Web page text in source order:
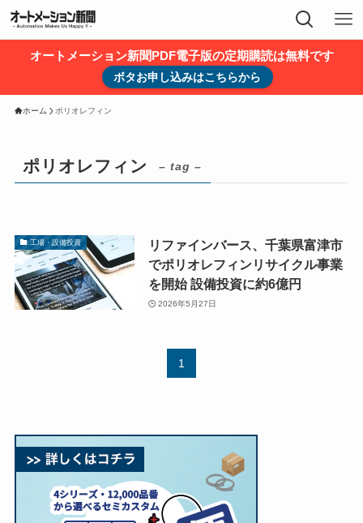
オートメーション新聞PDF電子版の定期購読は無料です
ボタお申し込みはこちらから
ホーム ポリオレフィン
ポリオレフィン – tag –
工場・設備投資
リファインバース、千葉県富津市
でポリオレフィンリサイクル事業
を開始 設備投資に約6億円
2026年5月27日
1